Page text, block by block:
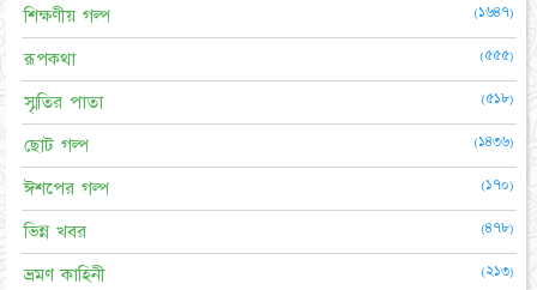
শিক্ষণীয় গল্প (১৬৪৭)
রূপকথা (৫৫৫)
স্মৃতির পাতা (৫১৮)
ছোট গল্প (১৪৩৬)
ঈশপের গল্প (১৭০)
ভিন্ন খবর (৪৭৮)
ভ্রমণ কাহিনী (২১৩)